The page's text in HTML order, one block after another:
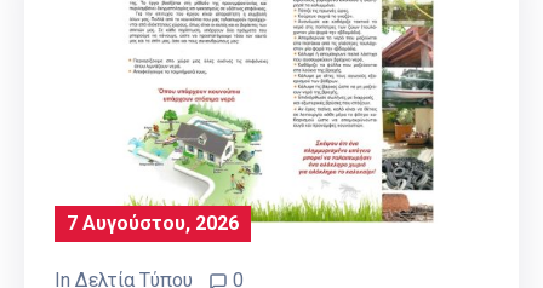
7 Αυγούστου, 2026
In Δελτία Τύπου 0